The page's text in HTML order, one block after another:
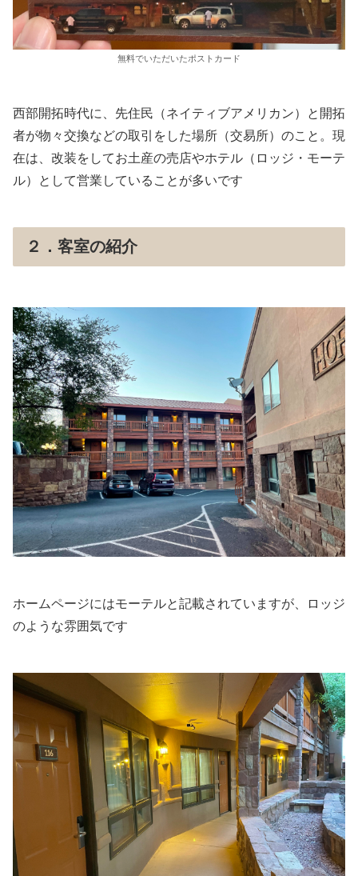
無料でいただいたポストカード
西部開拓時代に、先住民（ネイティブアメリカン）と開拓
者が物々交換などの取引をした場所（交易所）のこと。現
在は、改装をしてお土産の売店やホテル（ロッジ・モーテ
ル）として営業していることが多いです
２．客室の紹介
ホームページにはモーテルと記載されていますが、ロッジ
のような雰囲気です